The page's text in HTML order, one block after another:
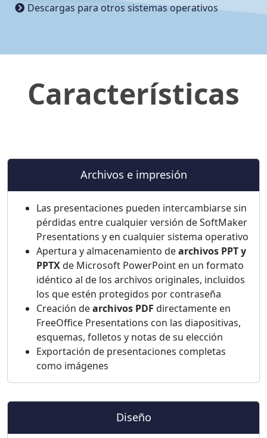
Descargas para otros sistemas operativos
Características
Archivos e impresión
Las presentaciones pueden intercambiarse sin
pérdidas entre cualquier versión de SoftMaker
Presentations y en cualquier sistema operativo
Apertura y almacenamiento dearchivos PPT y
PPTXde Microsoft PowerPoint en un formato
idéntico al de los archivos originales, incluidos
los que estén protegidos por contraseña
Creación dearchivos PDF directamente en
FreeOffice Presentations con las diapositivas,
esquemas, folletos y notas de su elección
Exportación de presentaciones completas
como imágenes
Diseño